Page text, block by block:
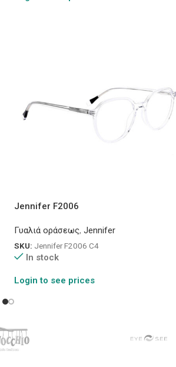
Jennifer F2006
Γυαλιά οράσεως, Jennifer
SKU: Jennifer F2006 C4
In stock
Login to see prices